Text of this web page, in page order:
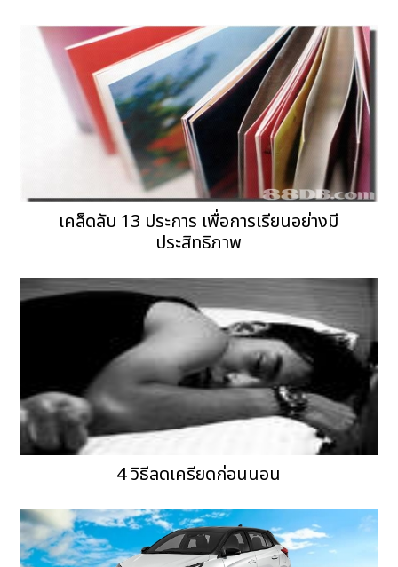
เคล็ดลับ 13 ประการ เพื่อการเรียนอย่างมี
ประสิทธิภาพ
4 วิธีลดเครียดก่อนนอน